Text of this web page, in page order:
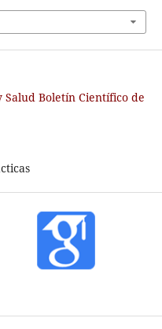
Salud Boletín Científico de